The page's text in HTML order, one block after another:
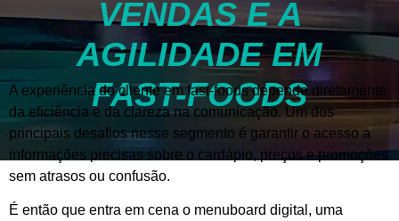
VENDAS E A
AGILIDADE EM
FAST-FOODS
A experiência do cliente em fast-foods depende diretamente
da eficiência e da clareza na comunicação. Um dos
principais desafios nesse segmento é garantir o acesso a
informações precisas sobre o cardápio, preços e promoções
sem atrasos ou confusão.
É então que entra em cena o menuboard digital, uma